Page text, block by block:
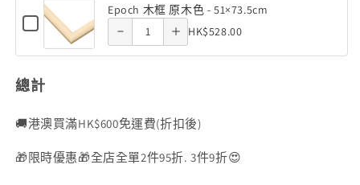
減
少
增
加
木
-
色
-
51×73.5cm
實
木
框
角
實
白
色
51×73.5cm
實
角
框
白
51×73.5cm 51×73.5cm
Checkbox
for
Epoch
框
原
色
51×73.5cm
Epoch 木框 原木色 - 51×73.5cm
Quantity
of
木
Epoch 木
框 原木色 -
Epoch 木
框 原木色 -
HK$528.00
總計
🚚港澳買滿HK$600免運費(折扣後)
🎁限時優惠🎁全店全單2件95折. 3件9折😍